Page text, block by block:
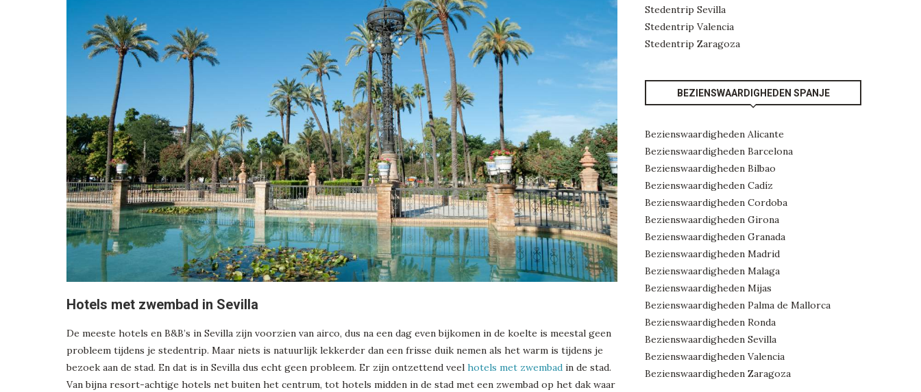
Hotels met zwembad in Sevilla
De meeste hotels en B&B’s in Sevilla zijn voorzien van airco, dus na een dag even bijkomen in de koelte is meestal geen
probleem tijdens je stedentrip. Maar niets is natuurlijk lekkerder dan een frisse duik nemen als het warm is tijdens je
bezoek aan de stad. En dat is in Sevilla dus echt geen probleem. Er zijn ontzettend veel hotels met zwembad in de stad.
Van bijna resort-achtige hotels net buiten het centrum, tot hotels midden in de stad met een zwembad op het dak waar
Stedentrip Sevilla
Stedentrip Valencia
Stedentrip Zaragoza
BEZIENSWAARDIGHEDEN SPANJE
Bezienswaardigheden Alicante
Bezienswaardigheden Barcelona
Bezienswaardigheden Bilbao
Bezienswaardigheden Cadíz
Bezienswaardigheden Cordoba
Bezienswaardigheden Girona
Bezienswaardigheden Granada
Bezienswaardigheden Madrid
Bezienswaardigheden Malaga
Bezienswaardigheden Mijas
Bezienswaardigheden Palma de Mallorca
Bezienswaardigheden Ronda
Bezienswaardigheden Sevilla
Bezienswaardigheden Valencia
Bezienswaardigheden Zaragoza